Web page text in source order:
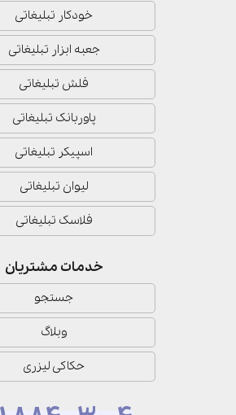
خودکار تبلیغاتی
جعبه ابزار تبلیغاتی
فلش تبلیغاتی
پاوربانک تبلیغاتی
اسپیکر تبلیغاتی
لیوان تبلیغاتی
فلاسک تبلیغاتی
خدمات مشتریان
جستجو
وبلاگ
حکاکی لیزری